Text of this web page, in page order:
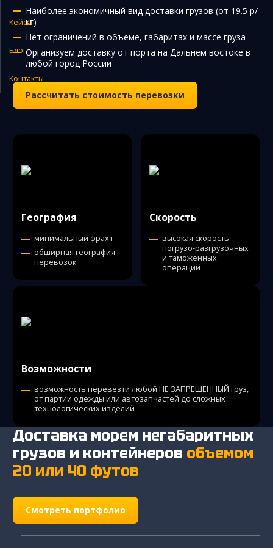
Кейсы
Блог
Контакты
Закупка и поставка товаров из Китая
Поиск поставщика в Китае
Таможенное оформление
Наиболее экономичный вид доставки грузов (от 19.5 р/
кг)
Нет ограничений в объеме, габаритах и массе груза
Организуем доставку от порта на Дальнем востоке в
любой город России
Рассчитать стоимость перевозки
География
минимальный фрахт
обширная география
перевозок
Скорость
высокая скорость
погрузо-разгрузочных
и таможенных
операций
Возможности
возможность перевезти любой НЕ ЗАПРЕЩЕННЫЙ груз,
от партии одежды или автозапчастей до сложных
технологических изделий
Доставка морем негабаритных
грузов и контейнеров объемом
20 или 40 футов
Смотреть портфолио